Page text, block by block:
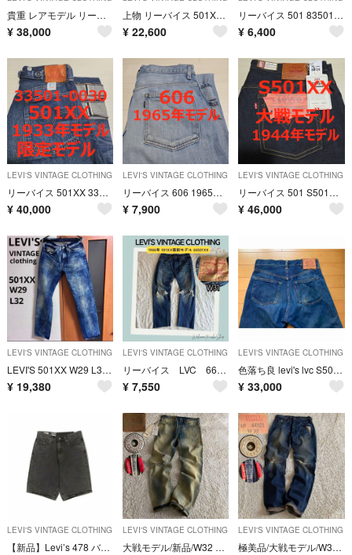
貴重 レアモデル リーバイス 501 S501XX 44501 大戦モデル 限定
¥ 38,000
上物 リーバイス 501XX 55501 1955年モデル チェーンステッチ
¥ 22,600
リーバイス 501 83501 1983年モデル 最期の赤ミミモデル
¥ 6,400
LEVI'S VINTAGE CLOTHING
リーバイス 501XX 33501 1933年モデル ザ・ワーカーホリック
¥ 40,000
LEVI'S VINTAGE CLOTHING
リーバイス 606 1965年モデル 36060-0005 チェーンステッチ
¥ 7,900
LEVI'S VINTAGE CLOTHING
リーバイス 501 S501XX 44501 44年モデル 大戦モデル W38②
¥ 46,000
LEVI'S VINTAGE CLOTHING
LEVI'S 501XX W29 L32 VINTAGE clothing
¥ 19,380
LEVI'S VINTAGE CLOTHING
リーバイス LVC 66501 ダブルネーム 501XX W31 1966復刻
¥ 7,550
LEVI'S VINTAGE CLOTHING
色落ち良 levi's lvc S501XX 大戦モデル W31 555 バレンシア コーンミルズ リーバイス 90s復刻 デニム
¥ 33,000
LEVI'S VINTAGE CLOTHING
【新品】Levi’s 478 バギー デニムショートパンツ W30
LEVI'S VINTAGE CLOTHING
大戦モデル/新品/W32 リーバイス S501XX 片面bigE コーンデニム
LEVI'S VINTAGE CLOTHING
極美品/大戦モデル/W32 リーバイス S501XX 片面ビッグE 赤耳 鬼ヒゲ